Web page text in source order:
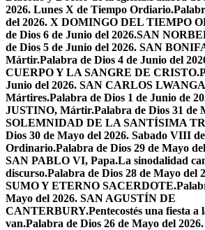
2026. Lunes X de Tiempo Ordiario.
del 2026. X DOMINGO DEL TIEMPO
de Dios 6 de Junio del 2026.SAN
de Dios 5 de Junio del 2026. SAN
Mártir.Palabra de Dios 4 de Junio del
CUERPO Y LA SANGRE DE CRISTO.
Junio del 2026. SAN CARLOS
Mártires.Palabra de Dios 1 de Junio de
JUSTINO, Mártir.Palabra de Dios 31 de
SOLEMNIDAD DE LA SANTÍSIMA
Dios 30 de Mayo del 2026. Sabado VIII
Ordinario.Palabra de Dios 29 de Mayo
SAN PABLO VI, Papa.La sinodalidad
discurso.Palabra de Dios 28 de Mayo del
SUMO Y ETERNO SACERDOTE.
Mayo del 2026. SAN AGUSTÍN DE
CANTERBURY.Pentecostés una fiesta a
van.Palabra de Dios 26 de Mayo del